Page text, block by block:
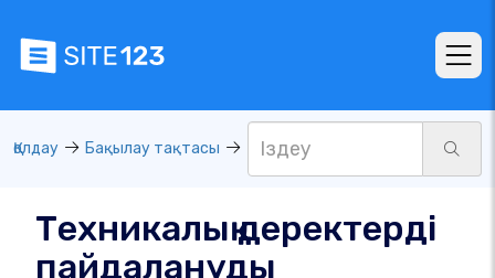
Қолдау Бақылау тақтасы
Техникалық деректерді
пайдалануды